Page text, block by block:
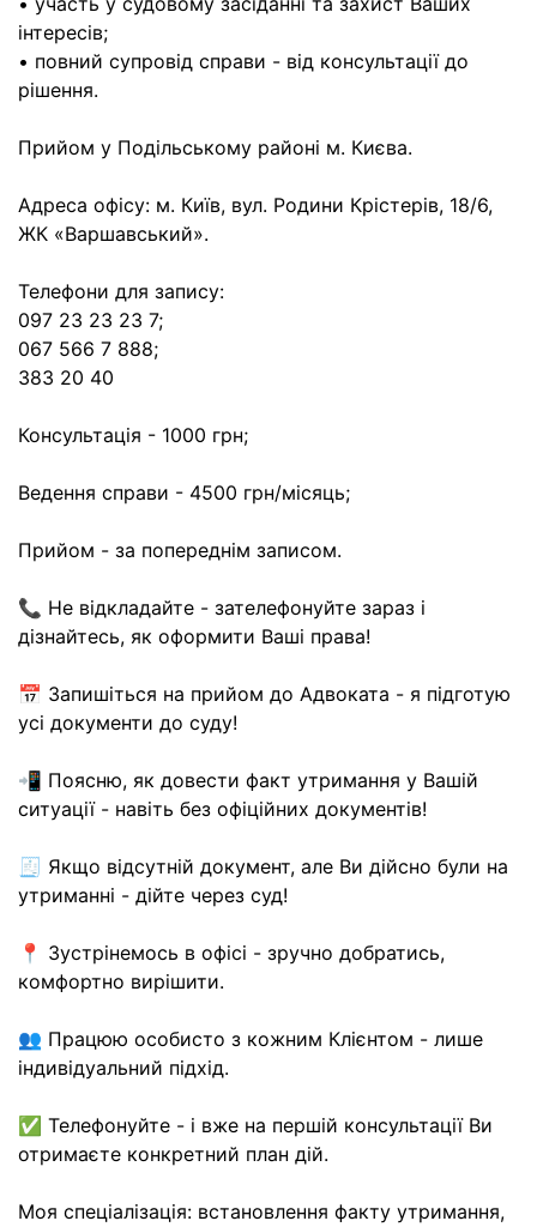
інтересів;
• повний супровід справи - від консультації до
рішення.
Прийом у Подільському районі м. Києва.
Адреса офісу: м. Київ, вул. Родини Крістерів, 18/6,
ЖК «Варшавський».
Телефони для запису:
097 23 23 23 7;
067 566 7 888;
383 20 40
Консультація - 1000 грн;
Ведення справи - 4500 грн/місяць;
Прийом - за попереднім записом.
📞 Не відкладайте - зателефонуйте зараз і
дізнайтесь, як оформити Ваші права!
📅 Запишіться на прийом до Адвоката - я підготую
усі документи до суду!
📲 Поясню, як довести факт утримання у Вашій
ситуації - навіть без офіційних документів!
🧾 Якщо відсутній документ, але Ви дійсно були на
утриманні - дійте через суд!
📍 Зустрінемось в офісі - зручно добратись,
комфортно вирішити.
👥 Працюю особисто з кожним Клієнтом - лише
індивідуальний підхід.
✅ Телефонуйте - і вже на першій консультації Ви
отримаєте конкретний план дій.
Моя спеціалізація: встановлення факту утримання,